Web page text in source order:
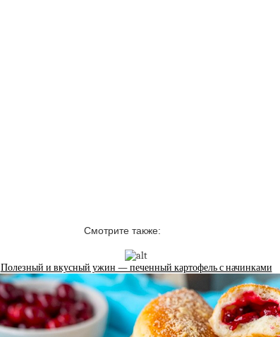
Смотрите также:
Полезный и вкусный ужин — печенный картофель с начинками